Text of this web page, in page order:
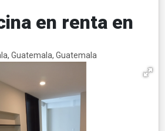
en renta en
Guatemala, Guatemala